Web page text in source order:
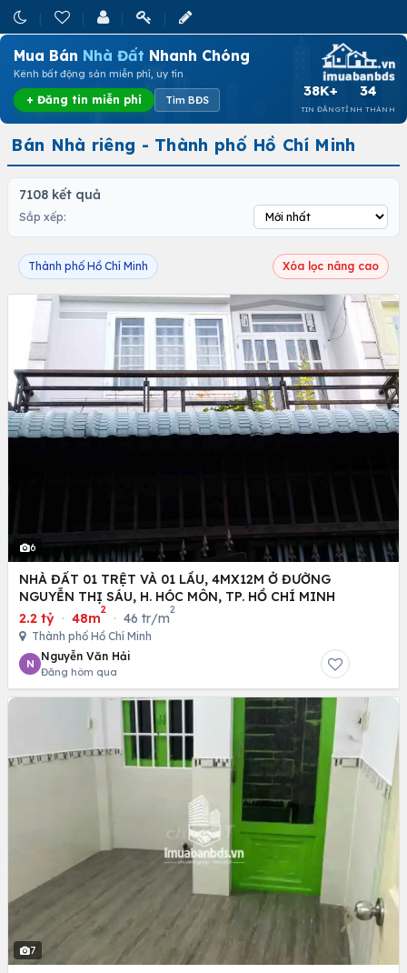
Mua Bán Nhà Đất Nhanh Chóng
Kênh bất động sản miễn phí, uy tín
+ Đăng tin miễn phí Tìm BĐS
38K+
TIN ĐĂNG
34
TỈNH THÀNH
Bán Nhà riêng - Thành phố Hồ Chí Minh
7108 kết quả
Sắp xếp:
Thành phố Hồ Chí Minh Xóa lọc nâng cao
6
NHÀ ĐẤT 01 TRỆT VÀ 01 LẦU, 4MX12M Ở ĐƯỜNG
NGUYỄN THỊ SÁU, H. HÓC MÔN, TP. HỒ CHÍ MINH
2.2 tỷ · 48m
2
· 46 tr/m
2
Thành phố Hồ Chí Minh
N
Nguyễn Văn Hải
Đăng hôm qua
7